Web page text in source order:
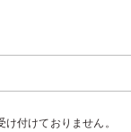
付けておりません。